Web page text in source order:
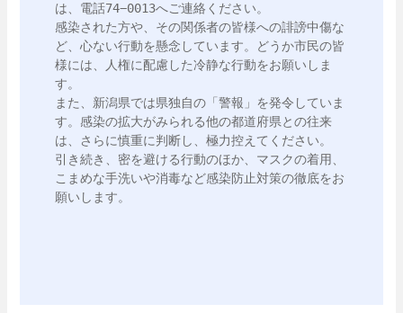
は、電話74−0013へご連絡ください。
感染された方や、その関係者の皆様への誹謗中傷な
ど、心ない行動を懸念しています。どうか市民の皆
様には、人権に配慮した冷静な行動をお願いしま
す。
また、新潟県では県独自の「警報」を発令していま
す。感染の拡大がみられる他の都道府県との往来
は、さらに慎重に判断し、極力控えてください。
引き続き、密を避ける行動のほか、マスクの着用、
こまめな手洗いや消毒など感染防止対策の徹底をお